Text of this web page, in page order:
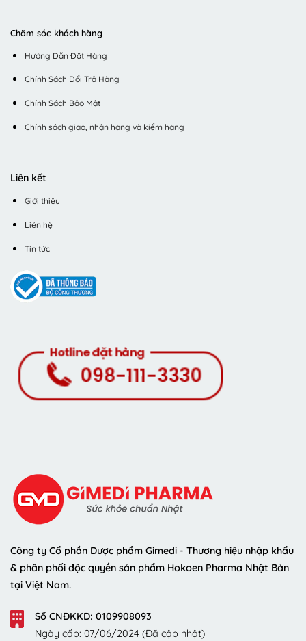
Chăm sóc khách hàng
Hướng Dẫn Đặt Hàng
Chính Sách Đổi Trả Hàng
Chính Sách Bảo Mật
Chính sách giao, nhận hàng và kiểm hàng
Liên kết
Giới thiệu
Liên hệ
Tin tức
Công ty Cổ phần Dược phẩm Gimedi - Thương hiệu nhập khẩu
& phân phối độc quyền sản phẩm Hokoen Pharma Nhật Bản
tại Việt Nam.
Số CNĐKKD: 0109908093
Ngày cấp: 07/06/2024 (Đã cập nhật)